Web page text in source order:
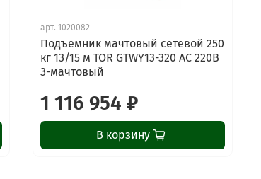
арт.1020082
Подъемник мачтовый сетевой 250
кг 13/15 м TOR GTWY13-320 AC 220В
3-мачтовый
1 116 954 ₽
В корзину